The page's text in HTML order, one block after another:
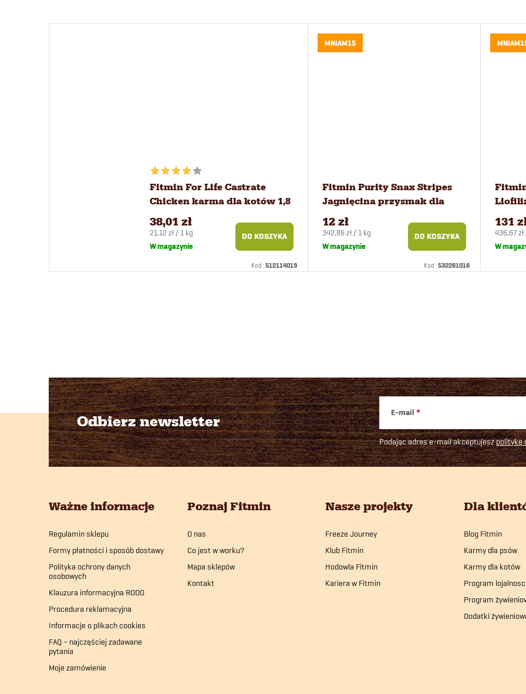
Fitmin For Life Castrate
Chicken karma dla kotów 1,8
kg
38,01 zł
Cena
jednostkowa:
21,12 zł / 1 kg
W magazynie
DO KOSZYKA
Kod :512114019
MNIAM15
Fitmin Purity Snax Stripes
Jagnięcina przysmak dla
kotów 35 g
12 zł
Cena
jednostkowa:
342,86 zł / 1 kg
W magazynie
DO KOSZYKA
Kod :532261016
131
Cena
436,67
W
Odbierz newsletter
E-mail
Podając adres e-mail akceptujeszpolitykę
Ważne informacje
Regulamin sklepu
Formy płatności i sposób dostawy
Polityka ochrony danych
osobowych
Klauzura informacyjna RODO
Procedura reklamacyjna
Informacje o plikach cookies
FAQ – najczęściej zadawane
pytania
Moje zamówienie
Poznaj Fitmin
O nas
Co jest w worku?
Mapa sklepów
Kontakt
Nasze projekty
Freeze Journey
Klub Fitmin
Hodowla Fitmin
Kariera w Fitmin
Dla
Blog Fitmin
Karmy dla psów
Karmy dla kotów
Program
Program
Dodatki